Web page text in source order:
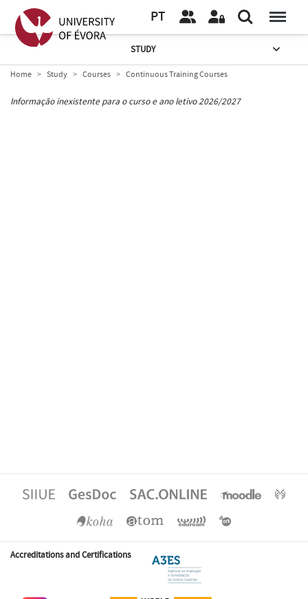
PT
STUDY
Home Study Courses Continuous Training Courses
Informação inexistente para o curso e ano letivo 2026/2027
Accreditations and Certifications